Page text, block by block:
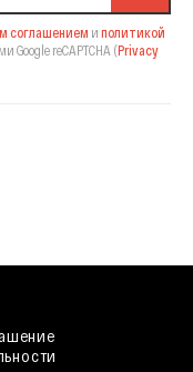
соглашением и политикой
Google reCAPTCHA (Privacy